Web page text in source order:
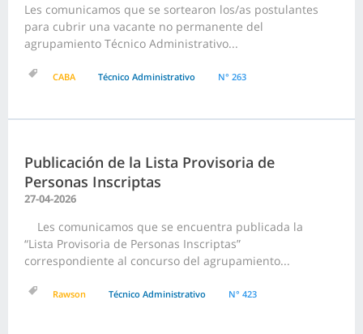
Les comunicamos que se sortearon los/as postulantes
para cubrir una vacante no permanente del
agrupamiento Técnico Administrativo...
CABA Técnico Administrativo N° 263
Publicación de la Lista Provisoria de
Personas Inscriptas
27-04-2026
Les comunicamos que se encuentra publicada la
“Lista Provisoria de Personas Inscriptas”
correspondiente al concurso del agrupamiento...
Rawson Técnico Administrativo N° 423